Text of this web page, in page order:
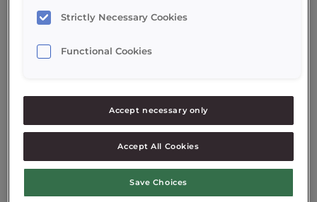
Größe.
Die Giant ist eine energieeffiziente Maschine
und eignet sich für die meisten Standorte,
RAPPTechnologie produziert diese Maschine
konstant hochwertige Softeis. Darüber
hinaus verfügt diese Maschine über einen
innovativen Touchscreen.
Eigenschaften
Strictly Necessary Cookies
Functional Cookies
Accept necessary only
Accept All Cookies
Save Choices